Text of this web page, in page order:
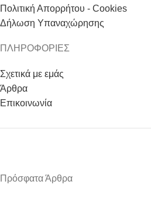
Πολιτική Απορρήτου - Cookies
Δήλωση Υπαναχώρησης
ΠΛΗΡΟΦΟΡΙΕΣ
Σχετικά με εμάς
Άρθρα
Επικοινωνία
Πρόσφατα Άρθρα